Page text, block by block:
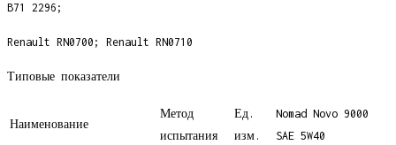
B71 2296;
Renault RN0700; Renault RN0710
Типовые показатели
Наименование
Метод
испытания
Ед.
изм.
Nomad Novo 9000
SAE 5W40